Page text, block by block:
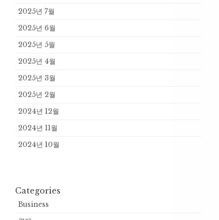
2025년 7월
2025년 6월
2025년 5월
2025년 4월
2025년 3월
2025년 2월
2024년 12월
2024년 11월
2024년 10월
Categories
Business